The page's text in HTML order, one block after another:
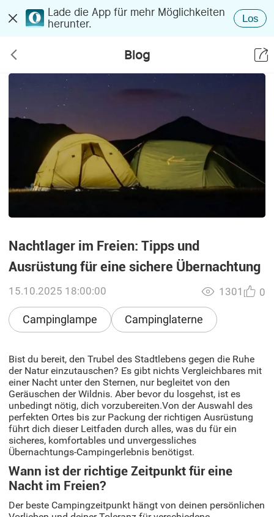
Lade die App für mehr Möglichkeiten
herunter.
Los
Blog
Nachtlager im Freien: Tipps und
Ausrüstung für eine sichere Übernachtung
15.10.2025 18:00:00
Campinglampe Campinglaterne
1301 0
Bist du bereit, den Trubel des Stadtlebens gegen die Ruhe
der Natur einzutauschen? Es gibt nichts Vergleichbares mit
einer Nacht unter den Sternen, nur begleitet von den
Geräuschen der Wildnis. Aber bevor du losgehst, ist es
unbedingt nötig, dich vorzubereiten.Von der Auswahl des
perfekten Ortes bis zur Packung der richtigen Ausrüstung
führt dich dieser Leitfaden durch alles, was du für ein
sicheres, komfortables und unvergessliches
Übernachtungs-Campingerlebnis benötigst.
Wann ist der richtige Zeitpunkt für eine
Nacht im Freien?
Der beste Campingzeitpunkt hängt von deinen persönlichen